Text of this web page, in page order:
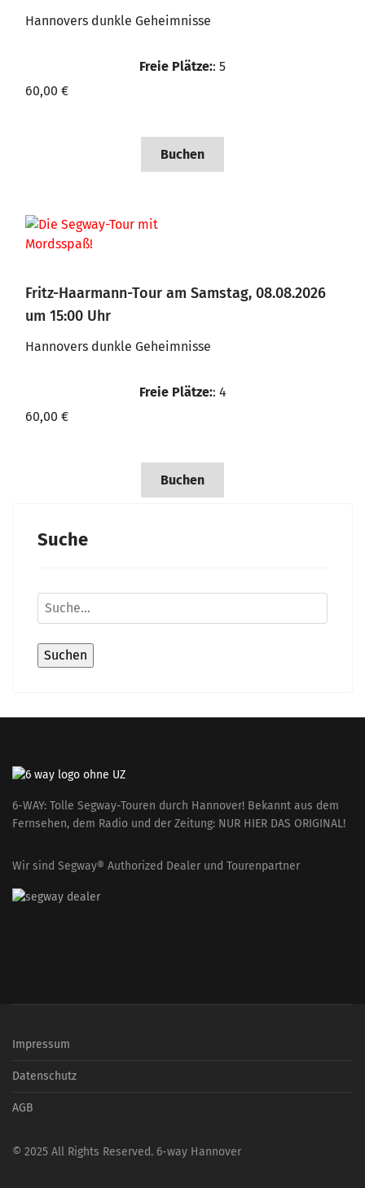
Hannovers dunkle Geheimnisse
Freie Plätze:: 5
60,00 €
Buchen
Fritz-Haarmann-Tour am Samstag, 08.08.2026
um 15:00 Uhr
Hannovers dunkle Geheimnisse
Freie Plätze:: 4
60,00 €
Buchen
Suche
6-WAY: Tolle Segway-Touren durch Hannover! Bekannt aus dem
Fernsehen, dem Radio und der Zeitung: NUR HIER DAS ORIGINAL!
Wir sind Segway® Authorized Dealer und Tourenpartner
Impressum
Datenschutz
AGB
© 2025 All Rights Reserved. 6-way Hannover